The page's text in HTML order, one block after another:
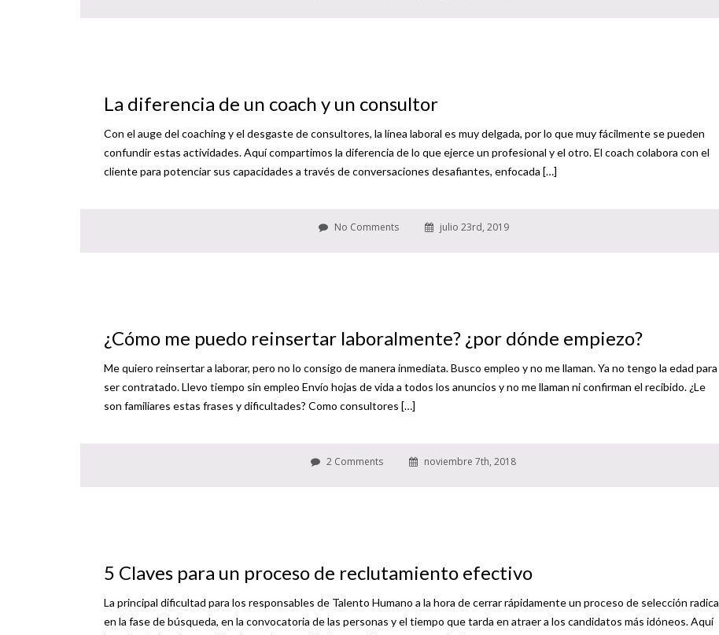
La diferencia de un coach y un consultor
Con el auge del coaching y el desgaste de consultores, la línea laboral es muy delgada, por lo que muy fácilmente se pueden
confundir estas actividades. Aquí compartimos la diferencia de lo que ejerce un profesional y el otro. El coach colabora con el
cliente para potenciar sus capacidades a través de conversaciones desafiantes, enfocada […]
No Comments julio 23rd, 2019
¿Cómo me puedo reinsertar laboralmente? ¿por dónde empiezo?
Me quiero reinsertar a laborar, pero no lo consigo de manera inmediata. Busco empleo y no me llaman. Ya no tengo la edad para
ser contratado. Llevo tiempo sin empleo Envío hojas de vida a todos los anuncios y no me llaman ni confirman el recibido. ¿Le
son familiares estas frases y dificultades? Como consultores […]
2 Comments noviembre 7th, 2018
5 Claves para un proceso de reclutamiento efectivo
La principal dificultad para los responsables de Talento Humano a la hora de cerrar rápidamente un proceso de selección radica
en la fase de búsqueda, en la convocatoria de las personas y el tiempo que tarda en atraer a los candidatos más idóneos. Aquí